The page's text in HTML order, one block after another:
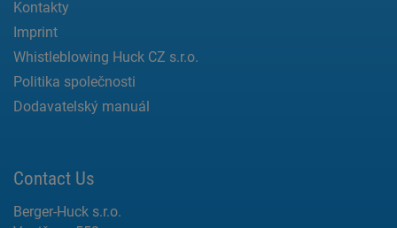
Kontakty
Imprint
Whistleblowing Huck CZ s.r.o.
Politika společnosti
Dodavatelský manuál
Contact Us
Berger-Huck s.r.o.